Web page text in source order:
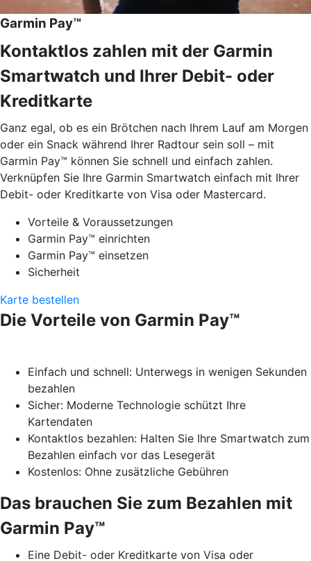
Garmin Pay™
Kontaktlos zahlen mit der Garmin
Smartwatch und Ihrer Debit- oder
Kreditkarte
Ganz egal, ob es ein Brötchen nach Ihrem Lauf am Morgen
oder ein Snack während Ihrer Radtour sein soll – mit
Garmin Pay™ können Sie schnell und einfach zahlen.
Verknüpfen Sie Ihre Garmin Smartwatch einfach mit Ihrer
Debit- oder Kreditkarte von Visa oder Mastercard.
Vorteile & Voraussetzungen
Garmin Pay™ einrichten
Garmin Pay™ einsetzen
Sicherheit
Karte bestellen
Die Vorteile von Garmin Pay™
Einfach und schnell: Unterwegs in wenigen Sekunden
bezahlen
Sicher: Moderne Technologie schützt Ihre
Kartendaten
Kontaktlos bezahlen: Halten Sie Ihre Smartwatch zum
Bezahlen einfach vor das Lesegerät
Kostenlos: Ohne zusätzliche Gebühren
Das brauchen Sie zum Bezahlen mit
Garmin Pay™
Eine Debit- oder Kreditkarte von Visa oder